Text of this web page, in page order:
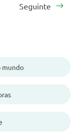
Seguinte
mundo